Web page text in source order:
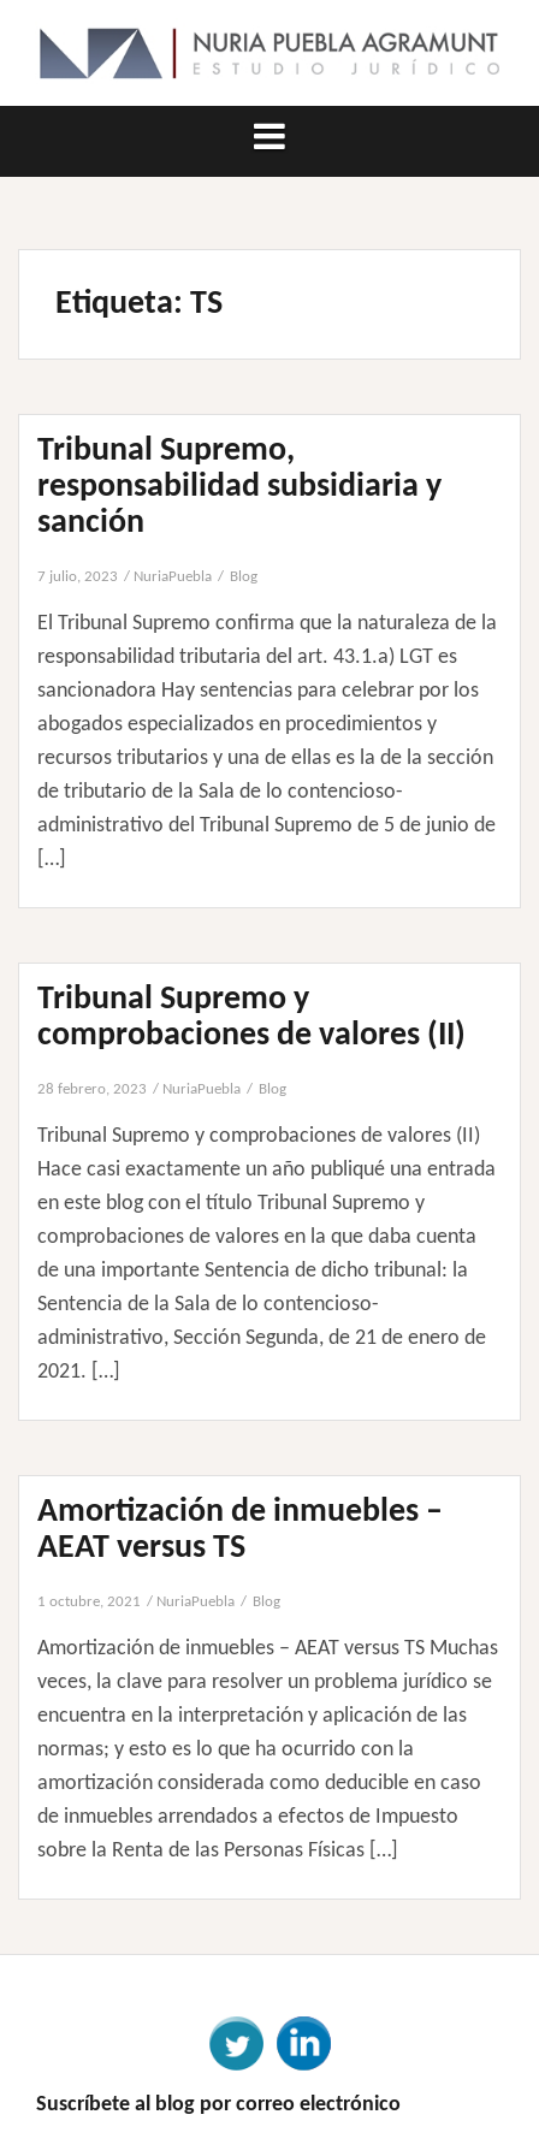
contenido
Etiqueta: TS
Tribunal Supremo,
responsabilidad subsidiaria y
sanción
7 julio, 2023 NuriaPuebla Blog
El Tribunal Supremo confirma que la naturaleza de la
responsabilidad tributaria del art. 43.1.a) LGT es
sancionadora Hay sentencias para celebrar por los
abogados especializados en procedimientos y
recursos tributarios y una de ellas es la de la sección
de tributario de la Sala de lo contencioso-
administrativo del Tribunal Supremo de 5 de junio de
[…]
Tribunal Supremo y
comprobaciones de valores (II)
28 febrero, 2023 NuriaPuebla Blog
Tribunal Supremo y comprobaciones de valores (II)
Hace casi exactamente un año publiqué una entrada
en este blog con el título Tribunal Supremo y
comprobaciones de valores en la que daba cuenta
de una importante Sentencia de dicho tribunal: la
Sentencia de la Sala de lo contencioso-
administrativo, Sección Segunda, de 21 de enero de
2021. […]
Amortización de inmuebles –
AEAT versus TS
1 octubre, 2021 NuriaPuebla Blog
Amortización de inmuebles – AEAT versus TS Muchas
veces, la clave para resolver un problema jurídico se
encuentra en la interpretación y aplicación de las
normas; y esto es lo que ha ocurrido con la
amortización considerada como deducible en caso
de inmuebles arrendados a efectos de Impuesto
sobre la Renta de las Personas Físicas […]
Suscríbete al blog por correo electrónico